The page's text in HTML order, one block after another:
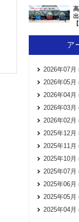
ア
2026年07月
2026年05月
2026年04月
2026年03月
2026年02月
2025年12月
2025年11月
2025年10月
2025年07月
2025年06月
2025年05月
2025年04月